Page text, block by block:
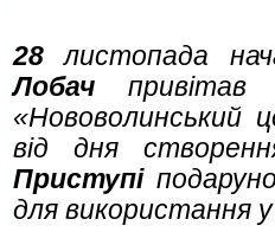
28 листопада
Лобач привітав
«Нововолинський
від дня
Приступі
для використання